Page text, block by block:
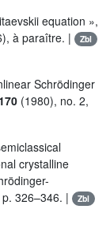
equation »,
à paraître. | Zbl
Schrödinger
170 (1980), no. 2,
crystalline
326–346. | Zbl